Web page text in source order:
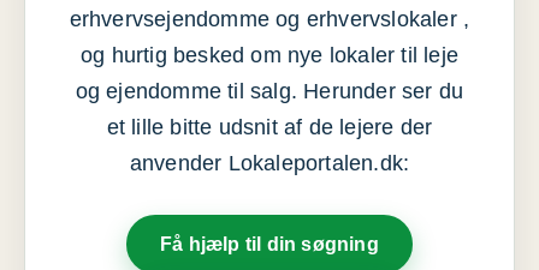
erhvervsejendomme og erhvervslokaler ,
og hurtig besked om nye lokaler til leje
og ejendomme til salg. Herunder ser du
et lille bitte udsnit af de lejere der
anvender Lokaleportalen.dk:
Få hjælp til din søgning